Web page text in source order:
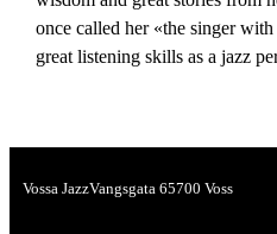
once called her «the singer
great listening skills as a jazz
Vossa JazzVangsgata 65700 Voss